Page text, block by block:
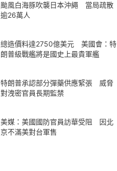
颱風白海豚吹襲日本沖繩 當局疏散
逾26萬人
總造價料達2750億美元 美國會：特
朗普級戰艦將是國史上最貴軍艦
特朗普承認部分彈藥供應緊張 威脅
對洩密官員長期監禁
美媒：美國國防官員訪華受阻 因北
京不滿美對台軍售